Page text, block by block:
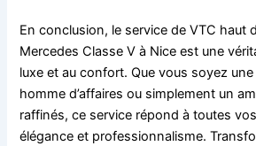
En conclusion, le service de VTC haut
Mercedes Classe V à Nice est une
luxe et au confort. Que vous soyez
homme d’affaires ou simplement un
raffinés, ce service répond à toutes
élégance et professionnalisme.